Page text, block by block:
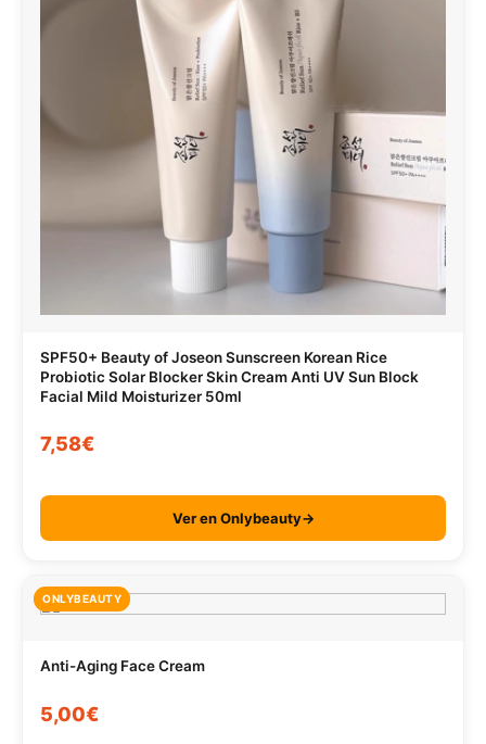
SPF50+ Beauty of Joseon Sunscreen Korean Rice
Probiotic Solar Blocker Skin Cream Anti UV Sun Block
Facial Mild Moisturizer 50ml
7,58€
Ver en Onlybeauty→
ONLYBEAUTY
Anti-Aging Face Cream
5,00€